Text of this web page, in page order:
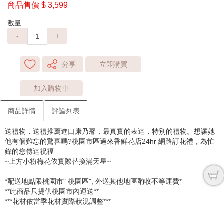
商品售價 $ 3,599
數量:
-
+
分享 立即購買
加入購物車
商品詳情 評論列表
送禮物，送禮推薦進口康乃馨，最真實的表達，特別的禮物。想讓她
他有個難忘的驚喜嗎?桃園市區過來香鮮花店24hr 網路訂花禮，為忙
錄的您傳達祝福
~上方小粉梅花依實際替換滿天星~
*配送地點限桃園市" 桃園區", 外送其他地區酌收不等運費*
**此商品只提供桃園市內運送**
***花材依當季花材實際狀況調整***